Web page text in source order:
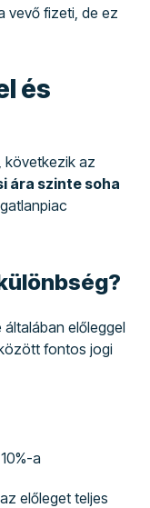
vevő fizeti, de ez
és
következik az
ára szinte soha
előleggel
fontos jogi
a
előleget teljes